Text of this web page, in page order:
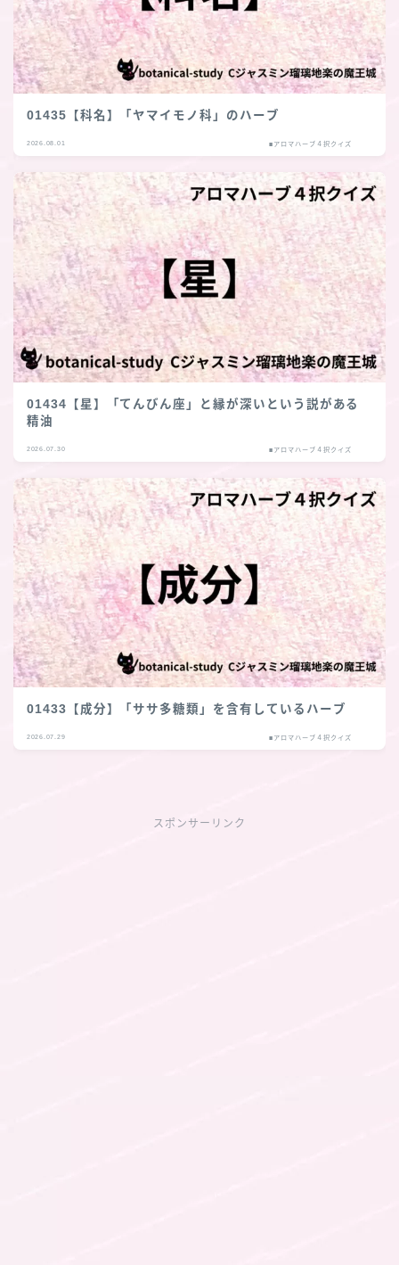
01435【科名】「ヤマイモノ科」のハーブ
2026.08.01 ■アロマハーブ４択クイズ
01434【星】「てんびん座」と縁が深いという説がある
精油
2026.07.30 ■アロマハーブ４択クイズ
01433【成分】「ササ多糖類」を含有しているハーブ
2026.07.29 ■アロマハーブ４択クイズ
スポンサーリンク